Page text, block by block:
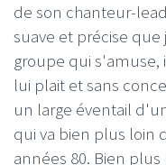
de son chanteur-
suave et précise
groupe qui s'amuse,
lui plait et sans
un large éventail
qui va bien plus loin
années 80. Bien